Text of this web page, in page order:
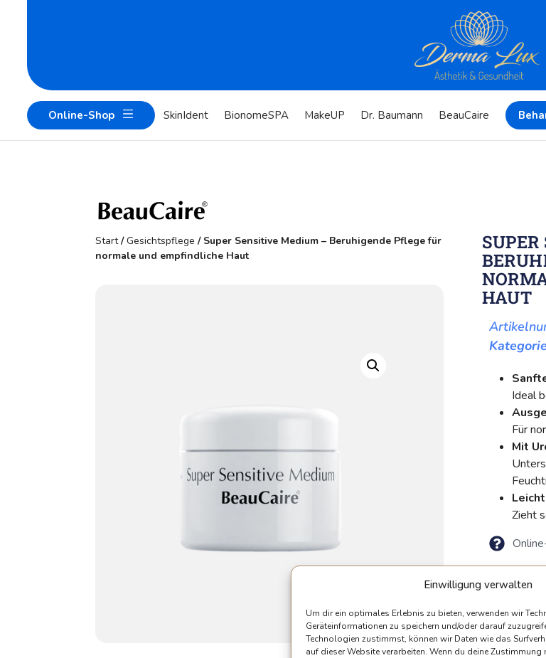
Einwilligung verwalten
Um dir ein optimales Erlebnis zu bieten, verwenden wir
Geräteinformationen zu speichern und/oder darauf
Technologien zustimmst, können wir Daten wie das
auf dieser Website verarbeiten. Wenn du deine
Online-Shop SkinIdent BionomeSPA MakeUP Dr. Baumann BeauCaire
Start/Gesichtspflege / Super Sensitive Medium – Beruhigende Pflege für
normale und empfindliche Haut
HAUT
Kategorie
Ideal
Für
Mit
Zieht
22.00